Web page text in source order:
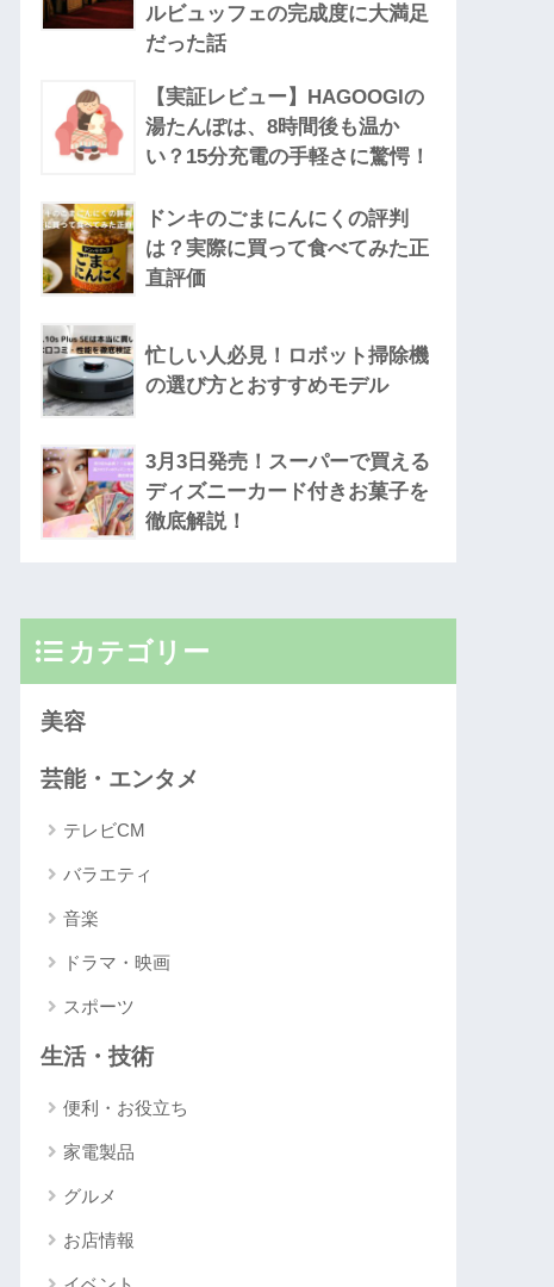
ルビュッフェの完成度に大満足
だった話
【実証レビュー】HAGOOGIの
湯たんぽは、8時間後も温か
い？15分充電の手軽さに驚愕！
ドンキのごまにんにくの評判
は？実際に買って食べてみた正
直評価
忙しい人必見！ロボット掃除機
の選び方とおすすめモデル
3月3日発売！スーパーで買える
ディズニーカード付きお菓子を
徹底解説！
カテゴリー
美容
芸能・エンタメ
テレビCM
バラエティ
音楽
ドラマ・映画
スポーツ
生活・技術
便利・お役立ち
家電製品
グルメ
お店情報